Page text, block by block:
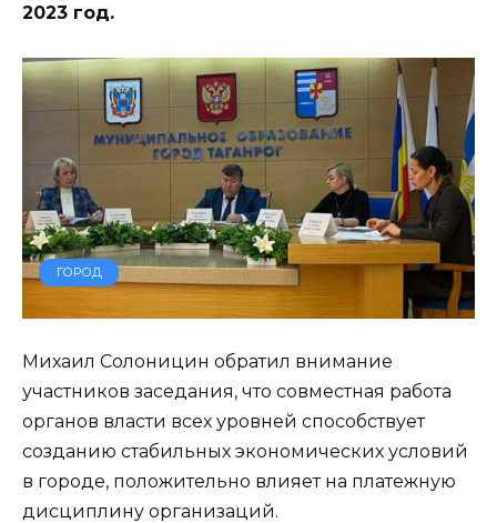
2023 год.
ГОРОД
Михаил Солоницин обратил внимание
участников заседания, что совместная работа
органов власти всех уровней способствует
созданию стабильных экономических условий
в городе, положительно влияет на платежную
дисциплину организаций.